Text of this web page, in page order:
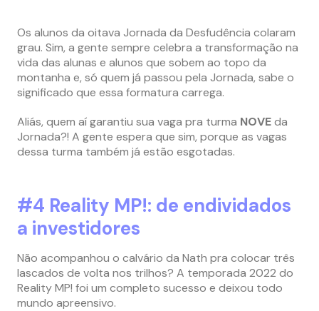
Os alunos da oitava Jornada da Desfudência colaram
grau. Sim, a gente sempre celebra a transformação na
vida das alunas e alunos que sobem ao topo da
montanha e, só quem já passou pela Jornada, sabe o
significado que essa formatura carrega.
Aliás, quem aí garantiu sua vaga pra turma NOVEda
Jornada?! A gente espera que sim, porque as vagas
dessa turma também já estão esgotadas.
#4 Reality MP!: de endividados
a investidores
Não acompanhou o calvário da Nath pra colocar três
lascados de volta nos trilhos? A temporada 2022 do
Reality MP! foi um completo sucesso e deixou todo
mundo apreensivo.